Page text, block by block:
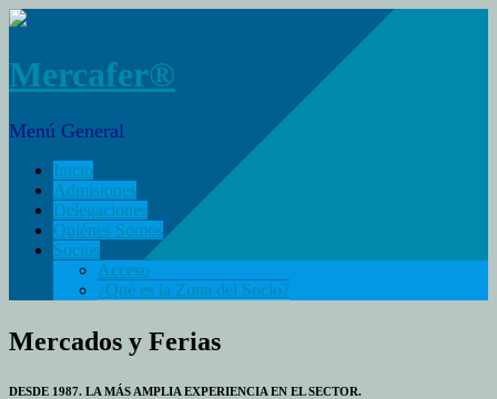
Mercafer®
Menú General
Inicio
Admisiones
Delegaciones
Quiénes Somos
Socios
Acceso
¿Qué es la Zona del Socio?
Mercados y Ferias
DESDE 1987. LA MÁS AMPLIA EXPERIENCIA EN EL SECTOR.